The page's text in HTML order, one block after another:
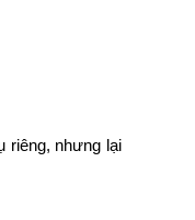
riêng, nhưng lại